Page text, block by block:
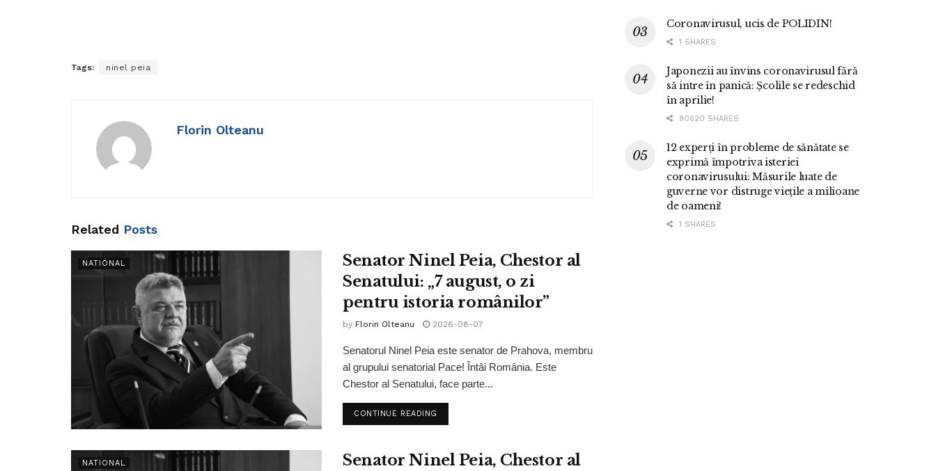
Tags: ninel peia
Florin Olteanu
Related Posts
NATIONAL
Senator Ninel Peia, Chestor al
Senatului: „7 august, o zi
pentru istoria românilor”
by Florin Olteanu 2026-08-07
Senatorul Ninel Peia este senator de Prahova, membru
al grupului senatorial Pace! Întâi România. Este
Chestor al Senatului, face parte...
CONTINUE READING
NATIONAL
Senator Ninel Peia, Chestor al
Coronavirusul, ucis de POLIDIN!
1 SHARES
Japonezii au învins coronavirusul fără
să intre în panică: Școlile se redeschid
în aprilie!
80620 SHARES
12 experți în probleme de sănătate se
exprimă împotriva isteriei
coronavirusului: Măsurile luate de
guverne vor distruge viețile a milioane
de oameni!
1 SHARES